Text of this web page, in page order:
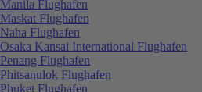
Manila Flughafen
Maskat Flughafen
Naha Flughafen
Osaka Kansai International Flughafen
Penang Flughafen
Phitsanulok Flughafen
Phuket Flughafen